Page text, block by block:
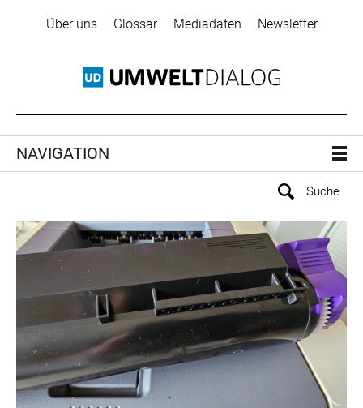
Über uns Glossar Mediadaten Newsletter
NAVIGATION